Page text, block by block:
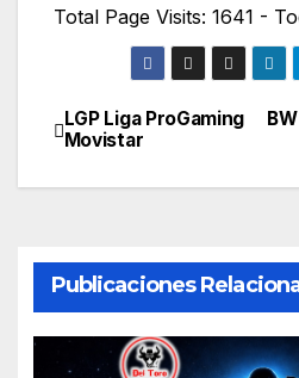
Total Page Visits: 1641 -
Navegación
de
LGP Liga ProGaming
Movistar
Publicaciones